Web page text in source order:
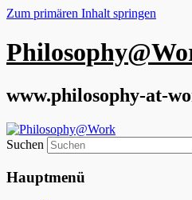
Zum primären Inhalt springen
www.philosophy-at-
Suchen
Hauptmenü